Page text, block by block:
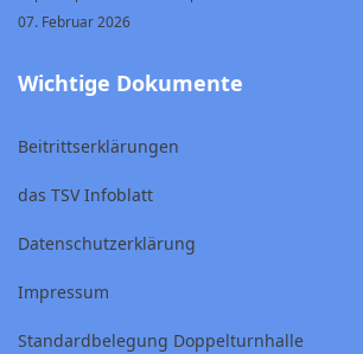
07. Februar 2026
Wichtige Dokumente
Beitrittserklärungen
das TSV Infoblatt
Datenschutzerklärung
Impressum
Standardbelegung Doppelturnhalle